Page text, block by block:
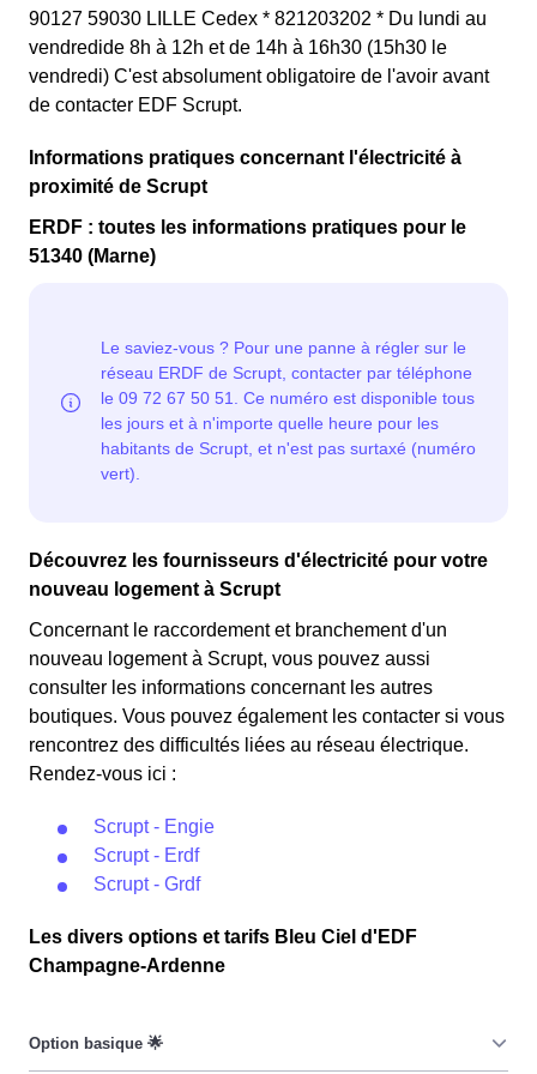
90127 59030 LILLE Cedex * 821203202 * Du lundi au
vendredide 8h à 12h et de 14h à 16h30 (15h30 le
vendredi) C'est absolument obligatoire de l'avoir avant
de contacter EDF Scrupt.
Informations pratiques concernant l'électricité à
proximité de Scrupt
ERDF : toutes les informations pratiques pour le
51340 (Marne)
Découvrez les fournisseurs d'électricité pour votre
nouveau logement à Scrupt
Concernant le raccordement et branchement d'un
nouveau logement à Scrupt, vous pouvez aussi
consulter les informations concernant les autres
boutiques. Vous pouvez également les contacter si vous
rencontrez des difficultés liées au réseau électrique.
Rendez-vous ici :
Scrupt - Engie
Scrupt - Erdf
Scrupt - Grdf
Les divers options et tarifs Bleu Ciel d'EDF
Champagne-Ardenne